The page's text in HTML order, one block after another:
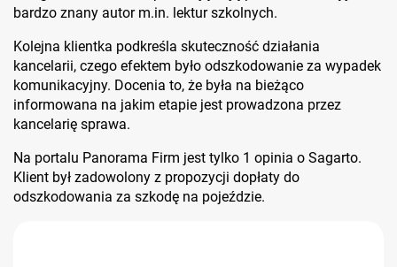
bardzo znany autor m.in. lektur szkolnych.
Kolejna klientka podkreśla skuteczność działania
kancelarii, czego efektem było odszkodowanie za wypadek
komunikacyjny. Docenia to, że była na bieżąco
informowana na jakim etapie jest prowadzona przez
kancelarię sprawa.
Na portalu Panorama Firm jest tylko 1 opinia o Sagarto.
Klient był zadowolony z propozycji dopłaty do
odszkodowania za szkodę na pojeździe.